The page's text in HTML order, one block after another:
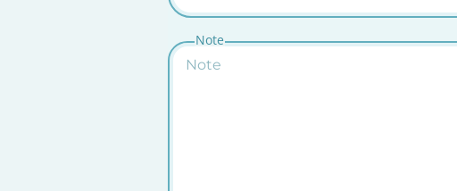
Note